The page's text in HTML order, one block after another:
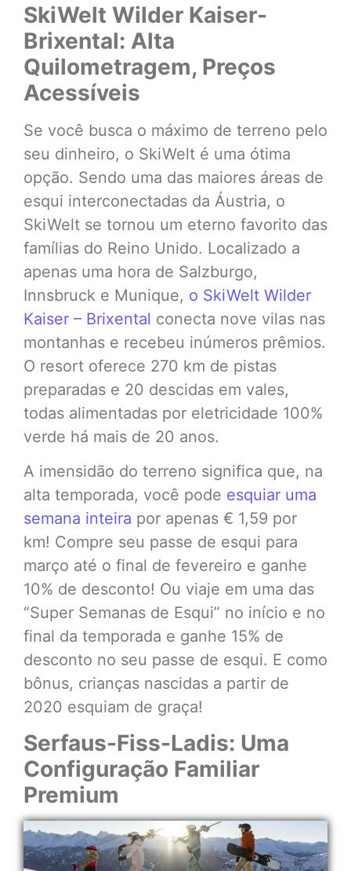
SkiWelt Wilder Kaiser-
Brixental: Alta
Quilometragem, Preços
Acessíveis
Se você busca o máximo de terreno pelo
seu dinheiro, o SkiWelt é uma ótima
opção. Sendo uma das maiores áreas de
esqui interconectadas da Áustria, o
SkiWelt se tornou um eterno favorito das
famílias do Reino Unido. Localizado a
apenas uma hora de Salzburgo,
Innsbruck e Munique, o SkiWelt Wilder
Kaiser – Brixental conecta nove vilas nas
montanhas e recebeu inúmeros prêmios.
O resort oferece 270 km de pistas
preparadas e 20 descidas em vales,
todas alimentadas por eletricidade 100%
verde há mais de 20 anos.
A imensidão do terreno significa que, na
alta temporada, você pode esquiar uma
semana inteira por apenas € 1,59 por
km! Compre seu passe de esqui para
março até o final de fevereiro e ganhe
10% de desconto! Ou viaje em uma das
“Super Semanas de Esqui” no início e no
final da temporada e ganhe 15% de
desconto no seu passe de esqui. E como
bônus, crianças nascidas a partir de
2020 esquiam de graça!
Serfaus-Fiss-Ladis: Uma
Configuração Familiar
Premium